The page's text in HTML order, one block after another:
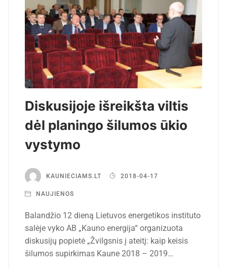
Diskusijoje išreikšta viltis
dėl planingo šilumos ūkio
vystymo
KAUNIECIAMS.LT 2018-04-17
NAUJIENOS
Balandžio 12 dieną Lietuvos energetikos instituto
salėje vyko AB „Kauno energija“ organizuota
diskusijų popietė „Žvilgsnis į ateitį: kaip keisis
šilumos supirkimas Kaune 2018 – 2019…